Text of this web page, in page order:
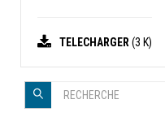
TELECHARGER (3 K)